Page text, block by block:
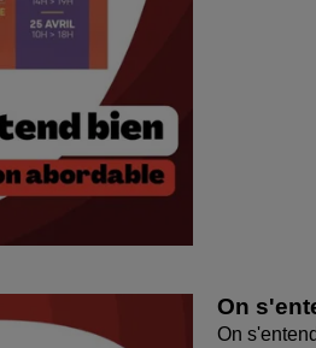
On
On